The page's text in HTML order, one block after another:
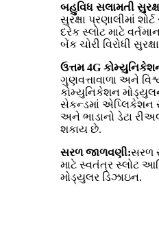
બહુવિધ સલામતી
સુરક્ષા પ્રણાલીમાં શોર્ટ
દરેક સ્લોટ માટે
બેંક ચોરી વિરોધી
ઉત્તમ 4G
ગુણવત્તાવાળા અને
કોમ્યુનિકેશન
સેકન્ડમાં એપ્લિકેશન
અને ભાડાનો ડેટા
શકાય છે.
સરળ જાળવણી:સરળ
માટે સ્વતંત્ર સ્લોટ
મોડ્યુલર ડિઝાઇન.